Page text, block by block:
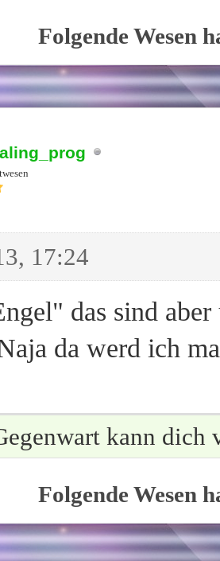
Folgende Wesen
17:24
das sind
da werd ich
kann dich
Folgende Wesen